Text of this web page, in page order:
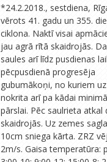
*24.2.2018., sestdiena,
vērots 41. gadu un 355.
ciklona. Naktī visai
jau agrā rītā skaidrojās.
saules arī līdz pusdienas
pēcpusdienā progresēja
gubumākoņi, no kuriem
nokrita arī pa kādai
pārslai. Pēc saulrieta atkal
skaidrojās. Uz zemes
10cm sniega kārta. ZRZ
2m/s. Gaisa temperatūra: